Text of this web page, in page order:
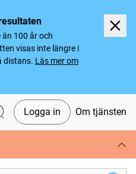
100 år och
visas inte längre i
distans. Läs mer om
Logga in Om tjänsten